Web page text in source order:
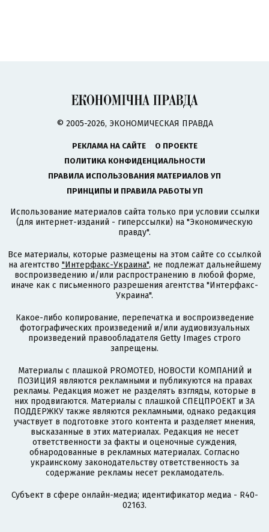
© 2005-2026, ЭКОНОМИЧЕСКАЯ ПРАВДА
РЕКЛАМА НА САЙТЕ
О ПРОЕКТЕ
ПОЛИТИКА КОНФИДЕНЦИАЛЬНОСТИ
ПРАВИЛА ИСПОЛЬЗОВАНИЯ МАТЕРИАЛОВ УП
ПРИНЦИПЫ И ПРАВИЛА РАБОТЫ УП
Использование материалов сайта только при условии ссылки
(для интернет-изданий - гиперссылки) на "Экономическую
правду".
Все материалы, которые размещены на этом сайте со ссылкой
на агентство "Интерфакс-Украина", не подлежат дальнейшему
воспроизведению и/или распространению в любой форме,
иначе как с письменного разрешения агентства "Интерфакс-
Украина".
Какое-либо копирование, перепечатка и воспроизведение
фотографических произведений и/или аудиовизуальных
произведений правообладателя Getty Images строго
запрещены.
Материалы с плашкой PROMOTED, НОВОСТИ КОМПАНИЙ и
ПОЗИЦИЯ являются рекламными и публикуются на правах
рекламы. Редакция может не разделять взгляды, которые в
них продвигаются. Материалы с плашкой СПЕЦПРОЕКТ и ЗА
ПОДДЕРЖКУ также являются рекламными, однако редакция
участвует в подготовке этого контента и разделяет мнения,
высказанные в этих материалах. Редакция не несет
ответственности за факты и оценочные суждения,
обнародованные в рекламных материалах. Согласно
украинскому законодательству ответственность за
содержание рекламы несет рекламодатель.
Субъект в сфере онлайн-медиа; идентификатор медиа - R40-
02163.